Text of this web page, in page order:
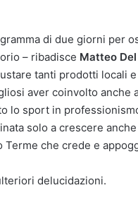
di due giorni per
– ribadisce Matteo Del
tanti prodotti locali
aver coinvolto
lo sport in
solo a crescere
Terme che crede e
delucidazioni.